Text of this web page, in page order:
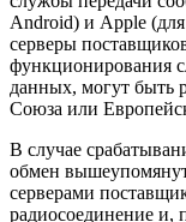
Android) и Apple
серверы
функционирования
данных, могут быть
Союза или
В случае
обмен
серверами
радиосоединение и,